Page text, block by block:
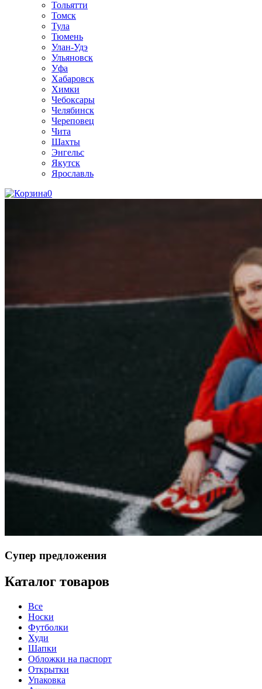
Тольятти
Томск
Тула
Тюмень
Улан-Удэ
Ульяновск
Уфа
Хабаровск
Химки
Чебоксары
Челябинск
Череповец
Чита
Шахты
Энгельс
Якутск
Ярославль
0
Супер предложения
Каталог товаров
Все
Носки
Футболки
Худи
Шапки
Обложки на паспорт
Открытки
Упаковка